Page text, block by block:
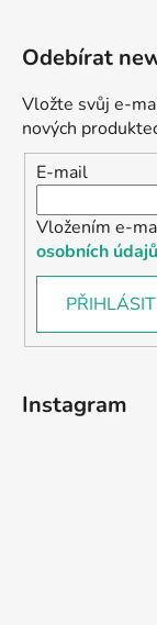
Odebírat
Vložte svůj e-
nových
E-mail
Vložením e-
osobních údajů
Instagram